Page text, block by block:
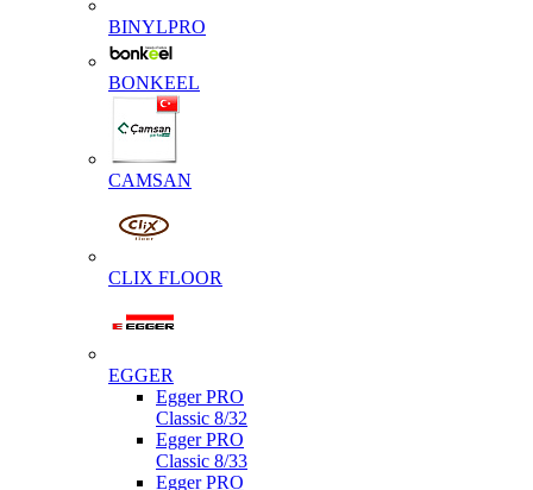
BINYLPRO
BONKEEL
CAMSAN
CLIX FLOOR
EGGER
Egger PRO
Classic 8/32
Egger PRO
Classic 8/33
Egger PRO